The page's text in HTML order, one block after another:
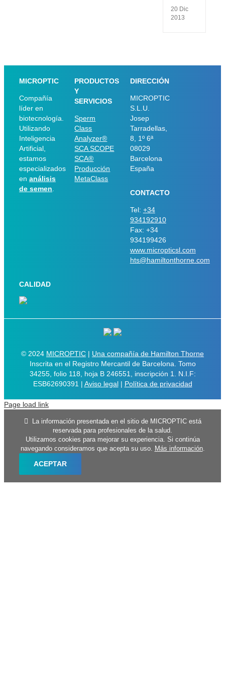
20 Dic
2013
MICROPTIC
Compañía
líder en
biotecnología.
Utilizando
Inteligencia
Artificial,
estamos
especializados
en análisis
de semen
PRODUCTOS
Y
SERVICIOS
Sperm
Class
Analyzer®
SCA SCOPE
SCA®
Producción
MetaClass
DIRECCIÓN
MICROPTIC
S.L.U.
Josep
Tarradellas,
8, 1º 6ª
08029
Barcelona
España
CONTACTO
Tel: +34
934192910
Fax: +34
934199426
www.micropticsl.com
hts@hamiltonthorne.com
CALIDAD
© 2024 MICROPTIC | Una compañía de Hamilton Thorne
Inscrita en el Registro Mercantil de Barcelona. Tomo
34255, folio 118, hoja B 246551, inscripción 1. N.I.F:
ESB62690391 | Aviso legal| Política de privacidad
Page load link
La información presentada en el sitio de MICROPTIC está
reservada para profesionales de la salud.
Utilizamos cookies para mejorar su experiencia. Si continúa
navegando consideramos que acepta su uso. Más información.
ACEPTAR